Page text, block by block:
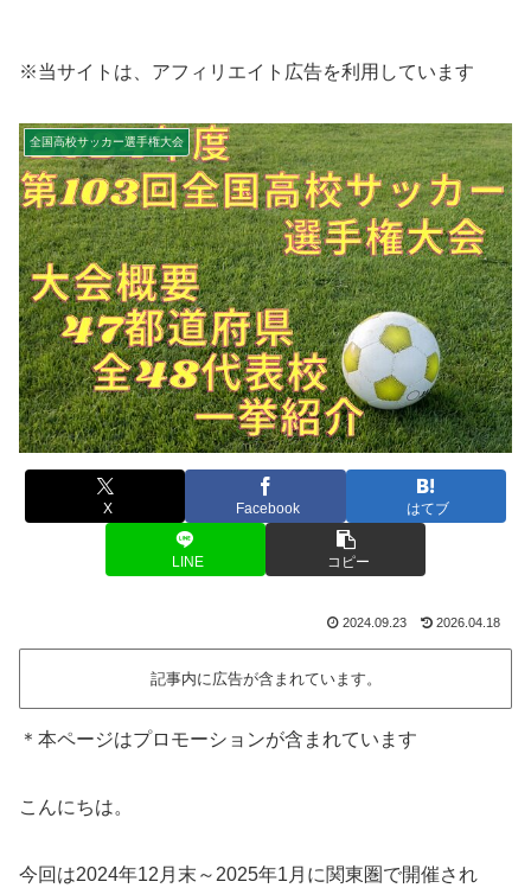
※当サイトは、アフィリエイト広告を利用しています
全国高校サッカー選手権大会
X Facebook はてブ
LINE コピー
2024.09.23 2026.04.18
記事内に広告が含まれています。
＊本ページはプロモーションが含まれています
こんにちは。
今回は2024年12月末～2025年1月に関東圏で開催され